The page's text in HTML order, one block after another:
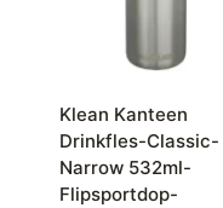
Klean Kanteen
Drinkfles-Classic-
Narrow 532ml-
Flipsportdop-